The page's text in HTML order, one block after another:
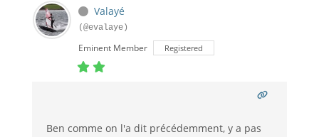
Valayé
(@evalaye)
Eminent Member Registered
Ben comme on l'a dit précédemment, y a pas